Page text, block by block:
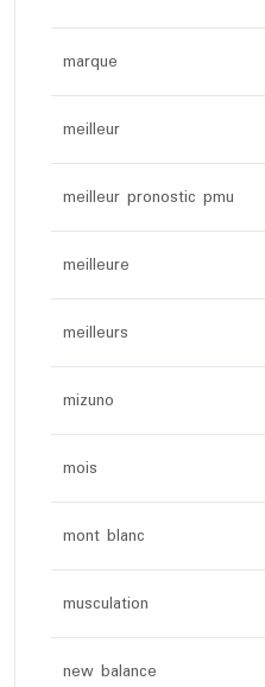
marque
meilleur
meilleur pronostic pmu
meilleure
meilleurs
mizuno
mois
mont blanc
musculation
new balance